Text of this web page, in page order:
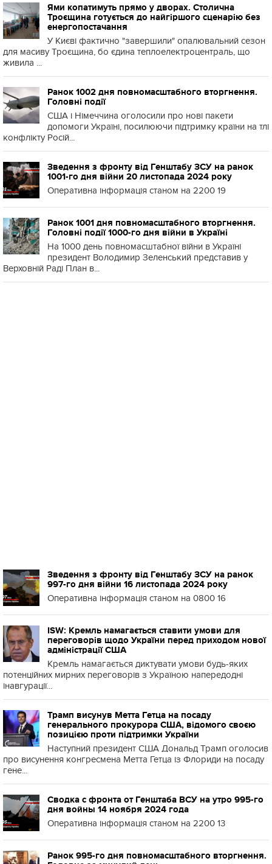
Ями копатимуть прямо у дворах. Столична
Троєщина готується до найгіршого сценарію без
енергопостачання
У Києві фактично "завершили" опалювальний сезон
для масиву Троєщина, бо єдина теплоелектроцентраль, що
живила ...
Ранок 1002 дня повномасштабного вторгнення.
Головні події
США і Німеччина оголосили про нові пакети
допомоги Україні, посилюючи підтримку країни на тлі
конфлікту Росій...
Зведення з фронту від Генштабу ЗСУ на ранок
1001-го дня війни 20 листопада 2024 року
Оперативна інформація станом на 2200 19
Ранок 1001 дня повномасштабного вторгнення.
Головні події 1000-го дня війни в Україні
На 1000 день повномасштабної війни в Україні
президент Володимир Зеленський представив у
Верховній Раді План в...
Зведення з фронту від Генштабу ЗСУ на ранок
997-го дня війни 16 листопада 2024 року
Оперативна інформація станом на 0800 16
ISW: Кремль намагається ставити умови для
переговорів щодо України перед приходом нової
адміністрації США
Кремль намагається диктувати умови будь-яких
потенційних мирних переговорів з Україною напередодні
інавгурації...
Трамп висунув Метта Гетца на посаду
генерального прокурора США, відомого своєю
позицією проти підтримки України
Наступний президент США Дональд Трамп оголосив
про висунення конгресмена Метта Гетца із Флориди на посаду
гене...
Сводка с фронта от Генштаба ВСУ на утро 995-го
дня войны 14 ноября 2024 года
Оперативна інформація станом на 2200 13
Ранок 995-го дня повномасштабного вторгнення.